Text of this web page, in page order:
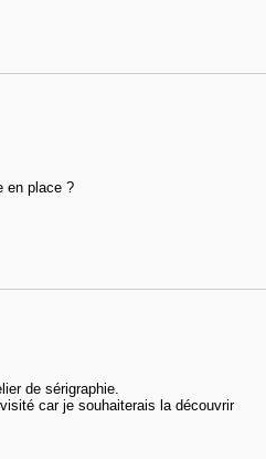
en place ?
de sérigraphie.
car je souhaiterais la découvrir